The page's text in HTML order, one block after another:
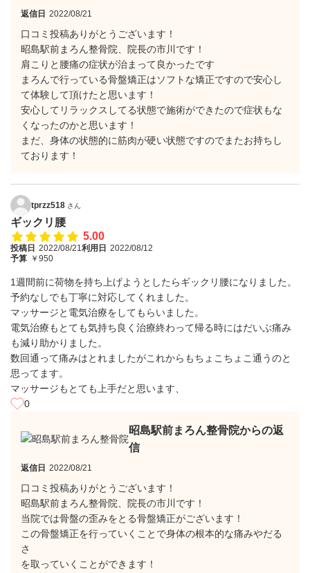
返信日 2022/08/21
口コミ投稿ありがとうございます！
昭島駅前まろん整骨院、院長の市川です！
肩こりと腰痛の症状が治まって良かったです
まろんで行っている骨盤矯正はソフトな矯正ですので安心し
て体験して頂けたと思います！
安心してリラックスしてる状態で施術ができたので症状もな
くなったのかと思います！
まだ、身体の状態的に筋肉が硬い状態ですのでまたお持ちし
ております！
tprzz518 さん
ギックリ腰
5.00
投稿日 2022/08/21利用日 2022/08/12
予算 ￥950
1週間前に荷物を持ち上げようとしたらギックリ腰になりました。
予約なしでも丁寧に対応してくれました。
マッサージと電気治療をしてもらいました。
電気治療もとても気持ち良く治療終わって帰る時にはだいぶ痛み
も減り助かりました。
数回通って痛みはとれましたがこれからもちょこちょこ通うのと
思ってます。
マッサージもとても上手だと思います、
0
昭島駅前まろん整骨院からの返
信
返信日 2022/08/21
口コミ投稿ありがとうございます！
昭島駅前まろん整骨院、院長の市川です！
当院では骨盤の歪みをとる骨盤矯正がございます！
この骨盤矯正を行っていくことで身体の根本的な痛みやだる
さ
を取っていくことができます！